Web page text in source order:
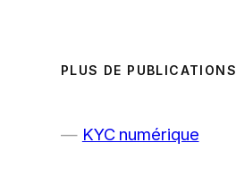
PLUS DE PUBLICATIONS
KYC numérique